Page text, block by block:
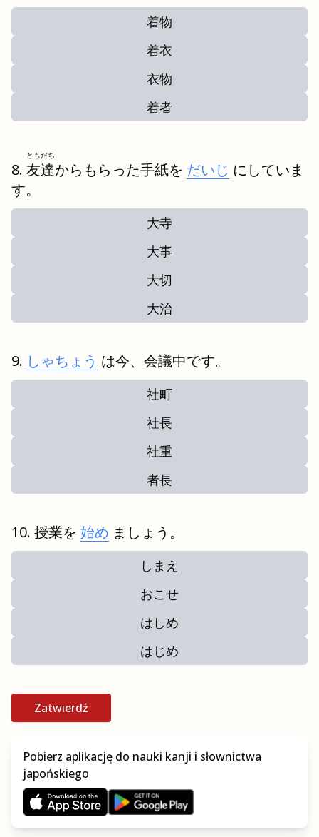
着物
着衣
衣物
着者
友達
ともだち
からもらった手紙を だいじ にしていま
す。
大寺
大事
大切
大治
しゃちょう は今、会議中です。
社町
社長
社重
者長
授業を 始め ましょう。
しまえ
おこせ
はしめ
はじめ
Zatwierdź
Pobierz aplikację do nauki kanji i słownictwa
japońskiego